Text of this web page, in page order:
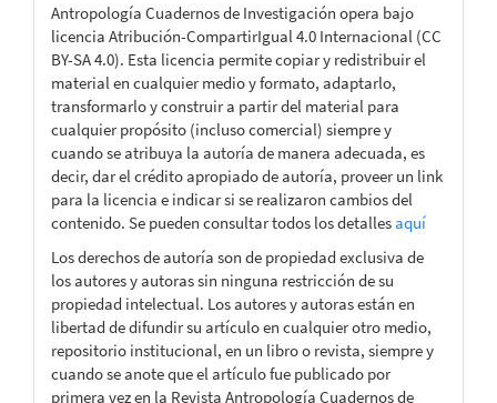
Antropología Cuadernos de Investigación opera bajo
licencia Atribución-CompartirIgual 4.0 Internacional (CC
BY-SA 4.0). Esta licencia permite copiar y redistribuir el
material en cualquier medio y formato, adaptarlo,
transformarlo y construir a partir del material para
cualquier propósito (incluso comercial) siempre y
cuando se atribuya la autoría de manera adecuada, es
decir, dar el crédito apropiado de autoría, proveer un link
para la licencia e indicar si se realizaron cambios del
contenido. Se pueden consultar todos los detallesaquí
Los derechos de autoría son de propiedad exclusiva de
los autores y autoras sin ninguna restricción de su
propiedad intelectual. Los autores y autoras están en
libertad de difundir su artículo en cualquier otro medio,
repositorio institucional, en un libro o revista, siempre y
cuando se anote que el artículo fue publicado por
primera vez en la Revista Antropología Cuadernos de